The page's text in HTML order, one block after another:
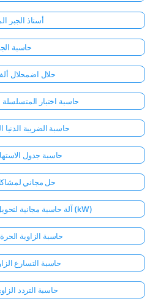
أستاذ الجبر
حاسبة
حلال اضمحلال
حاسبة اختبار المتسلسلة
حاسبة الضريبة الدنيا
حاسبة جدول
حل مجاني
آلة حاسبة مجانية لتحويل الأمبير إلى كيلوواط (kW)
حاسبة الزاوية
حاسبة التسارع
حاسبة التردد